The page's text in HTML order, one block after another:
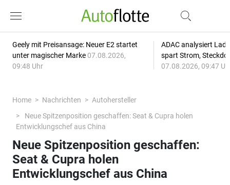
Geely mit Preisansage: Neuer E2 startet
unter magischer Marke 07.08.2026,
09:48 Uhr
ADAC analysiert
spart Strom,
07.08.2026, 09:47
Home Nachrichten
Autohersteller
Neue Spitzenposition geschaffen: Seat & Cupra holen
Entwicklungschef aus China
Neue Spitzenposition geschaffen:
Seat & Cupra holen
Entwicklungschef aus China